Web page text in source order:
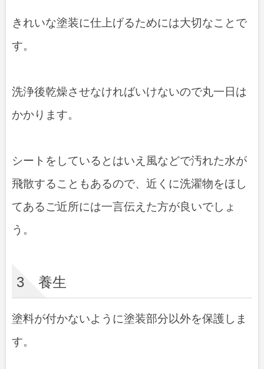
きれいな塗装に仕上げるためには大切なことで
す。
洗浄後乾燥させなければいけないので丸一日は
かかります。
シートをしているとはいえ風などで汚れた水が
飛散することもあるので、近くに洗濯物をほし
てあるご近所には一言伝えた方が良いでしょ
う。
3 養生
塗料が付かないように塗装部分以外を保護しま
す。